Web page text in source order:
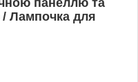
/ Лампочка для